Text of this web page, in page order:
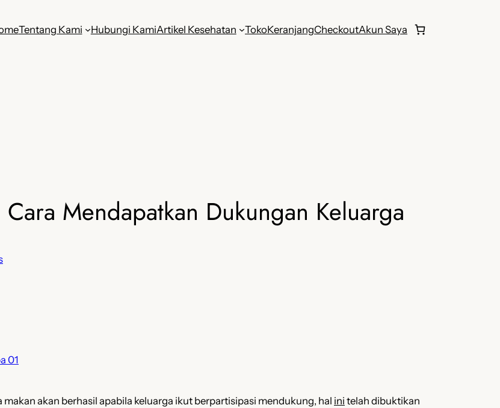
Tentang Kami Hubungi KamiArtikel Kesehatan TokoKeranjangCheckoutAkun Saya
Mendapatkan Dukungan Keluarga
akan berhasil apabila keluarga ikut berpartisipasi mendukung, hal ini telah dibuktikan